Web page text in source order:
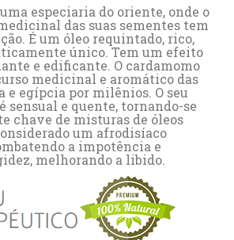
especiaria do oriente, onde o
das suas sementes tem
É um óleo requintado, rico,
único. Tem um efeito
e edificante. O cardamomo
medicinal e aromático das
e egípcia por milênios. O seu
sensual e quente, tornando-se
chave de misturas de óleos
um afrodisíaco
a impotência e
melhorando a libido.